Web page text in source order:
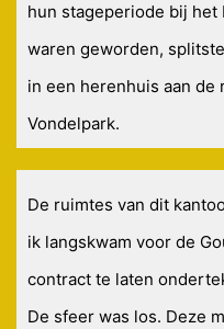
hun stageperiode bij
waren geworden,
in een herenhuis aan de
Vondelpark.
De ruimtes van dit
ik langskwam voor de
contract te laten
De sfeer was los. Deze